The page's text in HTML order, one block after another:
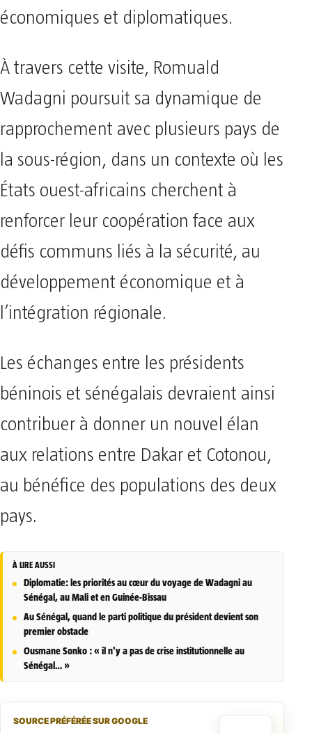
économiques et diplomatiques.
À travers cette visite, Romuald
Wadagni poursuit sa dynamique de
rapprochement avec plusieurs pays de
la sous-région, dans un contexte où les
États ouest-africains cherchent à
renforcer leur coopération face aux
défis communs liés à la sécurité, au
développement économique et à
l’intégration régionale.
Les échanges entre les présidents
béninois et sénégalais devraient ainsi
contribuer à donner un nouvel élan
aux relations entre Dakar et Cotonou,
au bénéfice des populations des deux
pays.
À LIRE AUSSI
Diplomatie: les priorités au cœur du voyage de Wadagni au
Sénégal, au Mali et en Guinée-Bissau
Au Sénégal, quand le parti politique du président devient son
premier obstacle
Ousmane Sonko : « il n'y a pas de crise institutionnelle au
Sénégal… »
SOURCE PRÉFÉRÉE SUR GOOGLE